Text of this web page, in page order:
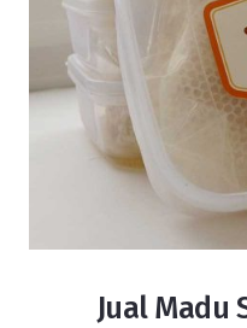
Jual Madu